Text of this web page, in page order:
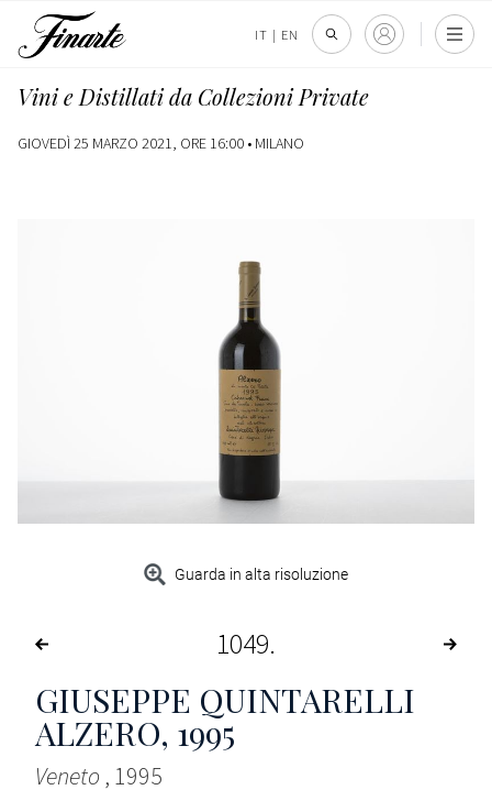
IT | EN
Vini e Distillati da Collezioni Private
GIOVEDÌ 25 MARZO 2021, ORE 16:00 • MILANO
Guarda in alta risoluzione
1049
GIUSEPPE QUINTARELLI
ALZERO, 1995
Veneto , 1995